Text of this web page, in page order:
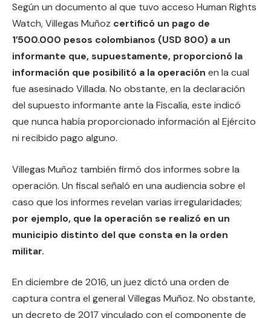
Según un documento al que tuvo acceso Human Rights
Watch, Villegas Muñoz certificó un pago de
1’500.000 pesos colombianos (USD 800) a un
informante que, supuestamente, proporcionó la
información que posibilitó a la operación en la cual
fue asesinado Villada. No obstante, en la declaración
del supuesto informante ante la Fiscalía, este indicó
que nunca había proporcionado información al Ejército
ni recibido pago alguno.
Villegas Muñoz también firmó dos informes sobre la
operación. Un fiscal señaló en una audiencia sobre el
caso que los informes revelan varias irregularidades;
por ejemplo, que la operación se realizó en un
municipio distinto del que consta en la orden
militar.
En diciembre de 2016, un juez dictó una orden de
captura contra el general Villegas Muñoz. No obstante,
un decreto de 2017 vinculado con el componente de